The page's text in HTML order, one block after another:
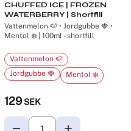
CHUFFED ICE | FROZEN
WATERBERRY | Shortfill
Vattenmelon 🍉 • Jordgubbe 🍓 •
Mentol ❄️ | 100ml - shortfill
129 SEK
Vattenmelon 🍉
Jordgubbe 🍓
Mentol ❄️